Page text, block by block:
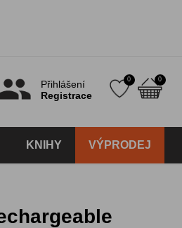
Přihlášení
Registrace
0 0
KNIHY VÝPRODEJ